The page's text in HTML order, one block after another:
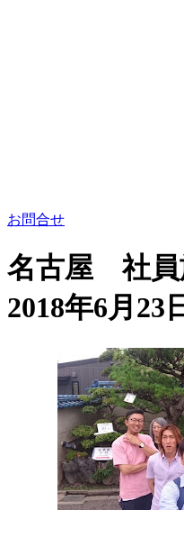
お問合せ
名古屋 社
2018年6月23